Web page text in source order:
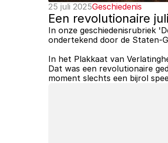
25 juli 2025Geschiedenis
Een revolutionaire
In onze geschiedenisrubriek
ondertekend door de Staten-
In het Plakkaat van
Dat was een revolutionaire
moment slechts een bijrol